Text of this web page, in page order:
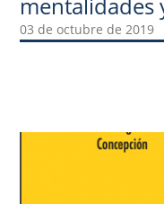
03 de octubre de 2019